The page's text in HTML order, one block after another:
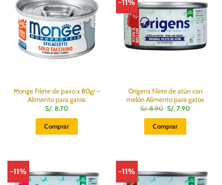
Monge Filete de pavo x 80gr –
Alimento para gatos
S/.8.70
Comprar
-11%
Origens filete de atún con
melón Alimento para gatos
S/.8.90 El
precio
original
era:
S/.
S/.7.90El
Comprar
-11% -11%